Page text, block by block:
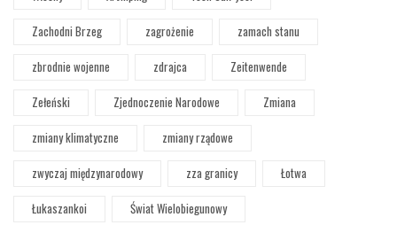
Zachodni Brzeg
zagrożenie
zamach stanu
zbrodnie wojenne
zdrajca
Zeitenwende
Zełeński
Zjednoczenie Narodowe
Zmiana
zmiany klimatyczne
zmiany rządowe
zwyczaj międzynarodowy
zza granicy
Łotwa
Łukaszankoi
Świat Wielobiegunowy